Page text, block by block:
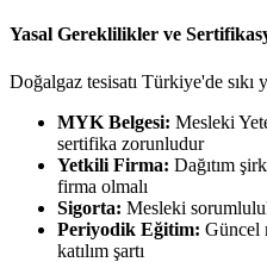
Yasal Gereklilikler ve
Doğalgaz tesisatı Türkiye'de sıkı
MYK Belgesi: Mesleki
sertifika zorunludur
Yetkili Firma: Dağıtım
firma olmalı
Sigorta: Mesleki
Periyodik Eğitim: Güncel
katılım şartı